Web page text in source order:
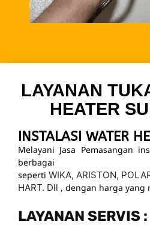
LAYANAN
HEATER
INSTALASI WATER
Melayani Jasa Pemasangan
seperti WIKA, ARISTON,
HART. Dll , dengan harga yang
LAYANAN SERVIS :